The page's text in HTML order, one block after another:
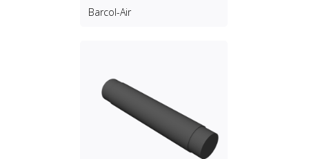
Barcol-Air